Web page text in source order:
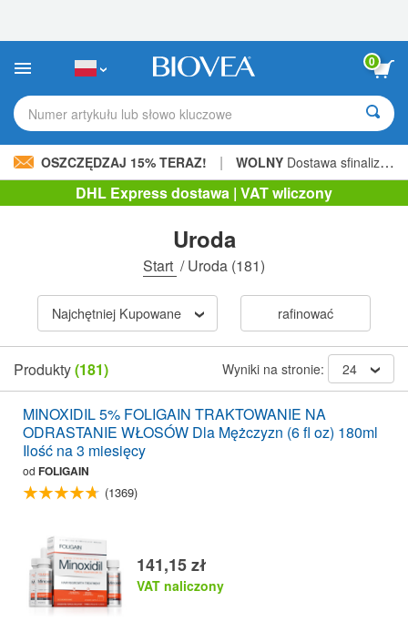
strona
internetowa
zawiera
ułatwień
dostępu.
0
Numer artykułu lub słowo kluczowe
OSZCZĘDZAJ 15% TERAZ! | WOLNY Dostawa sfinalizowana 206,00 zł »
DHL Express dostawa | VAT wliczony
Uroda
Start /Uroda (181)
Najchętniej Kupowane rafinować
Produkty(181) Wyniki na stronie: 24
MINOXIDIL 5% FOLIGAIN TRAKTOWANIE NA
ODRASTANIE WŁOSÓW Dla Mężczyzn (6 fl oz) 180ml
Ilość na 3 miesięcy
od FOLIGAIN
(1369)
141,15 zł
VAT naliczony